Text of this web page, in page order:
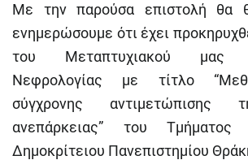
Με την παρούσα επιστολή θα
ενημερώσουμε ότι έχει
του Μεταπτυχιακού μας
Νεφρολογίας με τίτλο
σύγχρονης αντιμετώπισης
ανεπάρκειας” του Τμήματος
Δημοκρίτειου Πανεπιστημίου